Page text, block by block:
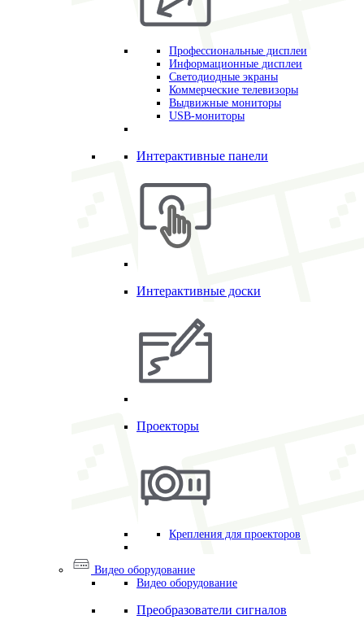
Профессиональные дисплеи
Информационные дисплеи
Светодиодные экраны
Коммерческие телевизоры
Выдвижные мониторы
USB-мониторы
Интерактивные панели
Интерактивные доски
Проекторы
Крепления для проекторов
Видео оборудование
Видео оборудование
Преобразователи сигналов